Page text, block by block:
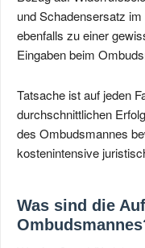
und Schadensersatz
ebenfalls zu einer
Eingaben beim
Tatsache ist auf jeden
durchschnittlichen
des Ombudsmannes
kostenintensive
Was sind die